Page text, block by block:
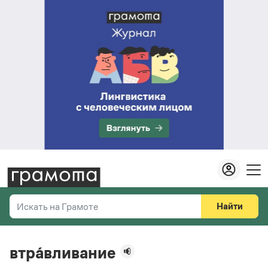
Искать на Грамоте
Справочная служба
Найти
втра́вливание